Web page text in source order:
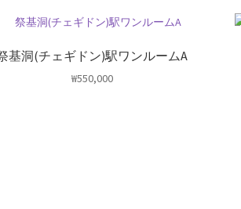
基洞(チェギドン)駅ワンルームA
₩550,000